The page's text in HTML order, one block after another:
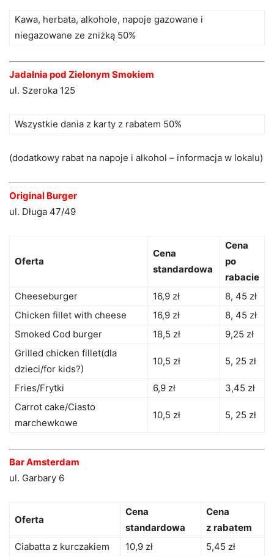
Kawa, herbata, alkohole, napoje gazowane i
niegazowane ze zniżką 50%
Jadalnia pod Zielonym Smokiem
ul. Szeroka 125
Wszystkie dania z karty z rabatem 50%
(dodatkowy rabat na napoje i alkohol – informacja w lokalu)
Original Burger
ul. Długa 47/49
Oferta
Cena
standardowa
Cena
po
rabacie
Cheeseburger
16,9 zł
8, 45 zł
Chicken fillet with cheese
16,9 zł
8, 45 zł
Smoked Cod burger
18,5 zł
9,25 zł
Grilled chicken fillet(dla
dzieci/for kids?)
10,5 zł 5, 25 zł
Fries/Frytki 6,9 zł
3,45 zł
Carrot cake/Ciasto
marchewkowe
10,5 zł 5, 25 zł
Bar Amsterdam
ul. Garbary 6
Oferta
Cena
standardowa
Cena
z rabatem
Ciabatta z kurczakiem
10,9 zł
5,45 zł